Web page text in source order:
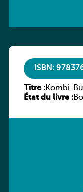
ISBN:
Titre :Kombi-
État du livre :